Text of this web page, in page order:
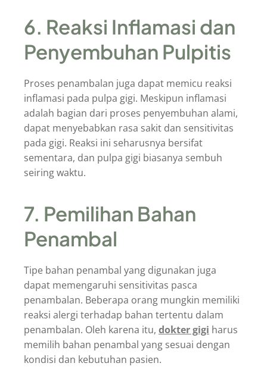
6. Reaksi Inflamasi dan
Penyembuhan Pulpitis
Proses penambalan juga dapat memicu reaksi
inflamasi pada pulpa gigi. Meskipun inflamasi
adalah bagian dari proses penyembuhan alami,
dapat menyebabkan rasa sakit dan sensitivitas
pada gigi. Reaksi ini seharusnya bersifat
sementara, dan pulpa gigi biasanya sembuh
seiring waktu.
7. Pemilihan Bahan
Penambal
Tipe bahan penambal yang digunakan juga
dapat memengaruhi sensitivitas pasca
penambalan. Beberapa orang mungkin memiliki
reaksi alergi terhadap bahan tertentu dalam
penambalan. Oleh karena itu, dokter gigi harus
memilih bahan penambal yang sesuai dengan
kondisi dan kebutuhan pasien.